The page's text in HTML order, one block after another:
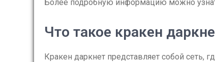
Более подробную информацию можно
Что такое кракен
Кракен даркнет представляет собой сеть,